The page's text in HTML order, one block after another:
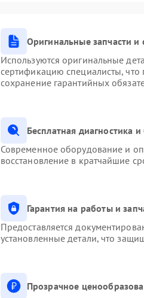
Оригинальные запчасти
Используются оригинальные
сертификацию специалисты, что
сохранение гарантийных
Бесплатная диагностика
Современное оборудование и
восстановление в кратчайшие
Гарантия на работы и
Предоставляется
установленные детали, что
Прозрачное